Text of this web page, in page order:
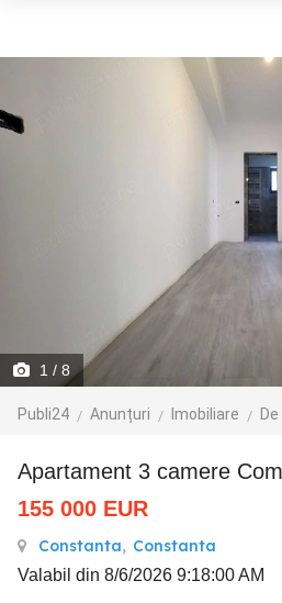
1 / 8
Publi24 Anunțuri Imobiliare
Apartament 3 camere
155 000 EUR
Constanta, Constanta
Valabil din 8/6/2026 9:18:00 AM